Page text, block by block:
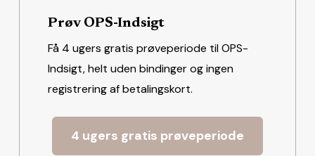
Prøv OPS-Indsigt
Få 4 ugers gratis prøveperiode til OPS-
Indsigt, helt uden bindinger og ingen
registrering af betalingskort.
4 ugers gratis prøveperiode